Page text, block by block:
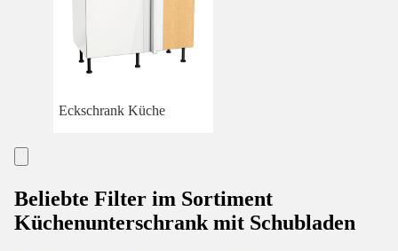
Eckschrank Küche
Beliebte Filter im Sortiment
Küchenunterschrank mit Schubladen